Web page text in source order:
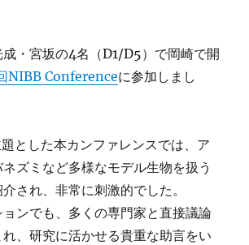
さ
ま
催
し
し
た
に
・宮坂の4名（D1/D5）で岡崎で開
NIBB Conferenceに参加しまし
とした本カンファレンスでは、ア
ズミなど多様なモデル生物を扱う
され、非常に刺激的でした。
ンでも、多くの専門家と直接議論
、研究に活かせる貴重な助言をい